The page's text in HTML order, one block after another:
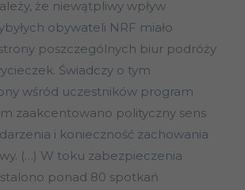
że niewątpliwy wpływ
obywateli NRF miało
poszczególnych biur podróży
Świadczy o tym
wśród uczestników program
zaakcentowano polityczny sens
i konieczność zachowania
(…) W toku zabezpieczenia
ponad 80 spotkań